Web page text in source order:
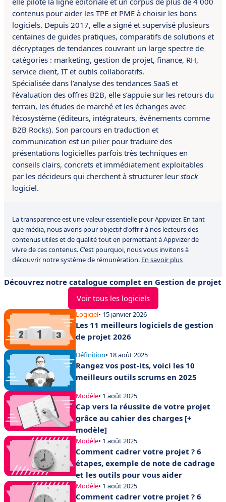
contenus pour aider les TPE et PME à choisir les bons
logiciels. Depuis 2017, elle a signé et supervisé plusieurs
centaines de guides pratiques, comparatifs de solutions et
décryptages de tendances couvrant un large spectre de
catégories : marketing, gestion de projet, finance, RH,
service client, IT et outils collaboratifs.
Spécialisée dans l’analyse des tendances SaaS et
l’évaluation des offres B2B, elle s’appuie sur les retours du
terrain, les études de marché et les échanges avec
l’écosystème (éditeurs, intégrateurs, événements comme
B2B Rocks). Son parcours en traduction et
communication est un pilier pour traduire des
présentations logicielles parfois très techniques en
conseils clairs, concrets et immédiatement exploitables
par les décideurs qui cherchent à structurer leur stack
logiciel.
La transparence est une valeur essentielle pour Appvizer. En tant
que média, nous avons pour objectif d'offrir à nos lecteurs des
contenus utiles et de qualité tout en permettant à Appvizer de
vivre de ces contenus. C'est pourquoi, nous vous invitons à
découvrir notre système de rémunération. En savoir plus
Découvrez notre catalogue complet en Gestion de projet
Voir tous les logiciels
Logiciel• 15 janvier 2026
Les 11 meilleurs logiciels de gestion
de projet 2026
Définition• 18 août 2025
Rangez vos post-its, voici les 10
meilleurs outils scrums en 2025
Modèle• 1 août 2025
Cap vers la réussite de votre projet
grâce au cahier des charges [+
modèle]
Modèle• 1 août 2025
Comment cadrer votre projet ? 6
étapes, exemple de note de cadrage
et les outils pour vous aider
Modèle• 1 août 2025
Comment cadrer votre projet ? 6